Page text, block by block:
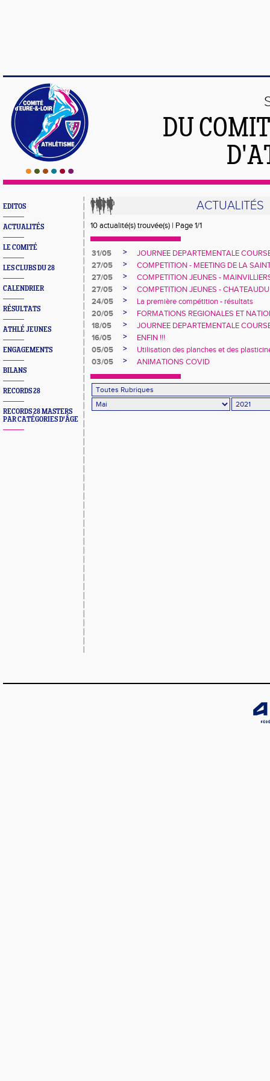
DU
EDITOS
ACTUALITÉS
LE COMITÉ
LES CLUBS DU 28
CALENDRIER
RÉSULTATS
ATHLÉ JEUNES
ENGAGEMENTS
BILANS
RECORDS 28
RECORDS 28 MASTERS
PAR CATÉGORIES D'ÂGE
ACTUALITÉS
10 actualité(s) trouvée(s) | Page 1/1
31/05 >
JOURNEE DEPARTEMENTALE
27/05
>
COMPETITION - MEETING DE LA
27/05
>
COMPETITION JEUNES -
27/05
>
COMPETITION JEUNES -
24/05
>
La première compétition - résultats
20/05
>
FORMATIONS REGIONALES ET
18/05
>
JOURNEE DEPARTEMENTALE
16/05
>
ENFIN !!!
05/05
>
Utilisation des planches et des
03/05
> ANIMATIONS COVID